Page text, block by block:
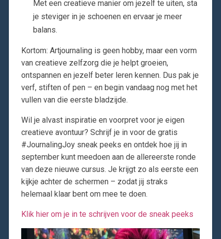
Met een creatieve manier om jezelf te uiten, sta
je steviger in je schoenen en ervaar je meer
balans.
Kortom: Artjournaling is geen hobby, maar een vorm
van creatieve zelfzorg die je helpt groeien,
ontspannen en jezelf beter leren kennen. Dus pak je
verf, stiften of pen – en begin vandaag nog met het
vullen van die eerste bladzijde.
Wil je alvast inspiratie en voorpret voor je eigen
creatieve avontuur? Schrijf je in voor de gratis
#JournalingJoy sneak peeks en ontdek hoe jij in
september kunt meedoen aan de allereerste ronde
van deze nieuwe cursus. Je krijgt zo als eerste een
kijkje achter de schermen – zodat jij straks
helemaal klaar bent om mee te doen.
Klik hier om je in te schrijven voor de sneak peeks